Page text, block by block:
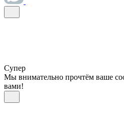
Супер
Мы внимательно прочтём ваше
вами!